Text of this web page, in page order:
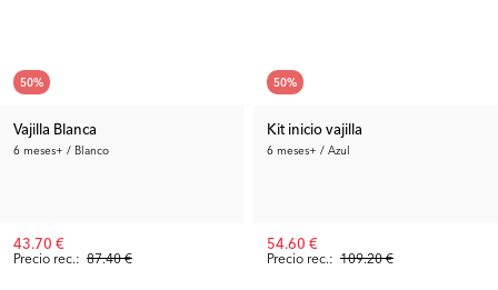
50%
Vajilla Blanca
6 meses+ / Blanco
Precio rec.: 87.40 €
43.70 €
50%
Kit inicio vajilla
6 meses+ / Azul
Precio rec.: 109.20 €
54.60 €